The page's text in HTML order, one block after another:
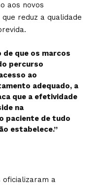
aos novos
reduz a qualidade
de que os marcos
percurso
ao
adequado, a
que a efetividade
na
paciente de tudo
estabelece.”
oficializaram a